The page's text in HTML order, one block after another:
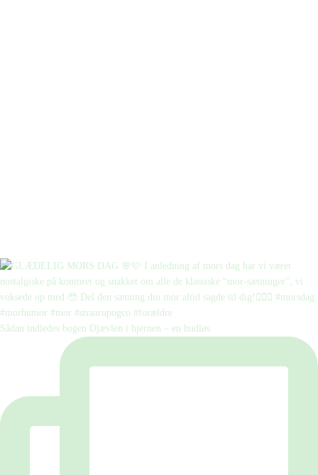
Sådan indledes bogen Djævlen i hjernen – en hudløs